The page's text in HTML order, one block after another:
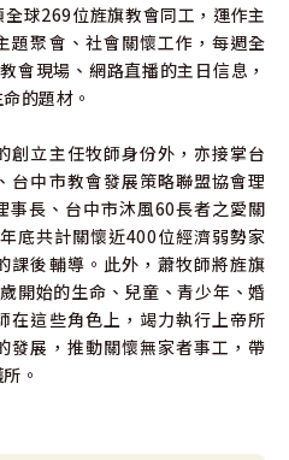
這是洋教。其實，華裔是神早
帝」；孔子在禮運大同篇提到
，其中的「道」就是聖經中提及
耶穌本身。
們裡面，也呼召華裔在這世代中
生活中，有沒有經常特別想要關
會現象？帶著這一份感動，用耶
要，將神的福音廣傳出去。
球269位旌旗教會同工，運作主
題聚會、社會關懷工作，每週全
會現場、網路直播的主日信息，
的題材。
創立主任牧師身份外，亦接掌台
台中市教會發展策略聯盟協會理
事長、台中市沐風60長者之愛關
底共計關懷近400位經濟弱勢家
課後輔導。此外，蕭牧師將旌旗
開始的生命、兒童、青少年、婚
在這些角色上，竭力執行上帝所
發展，推動關懷無家者事工，帶
。